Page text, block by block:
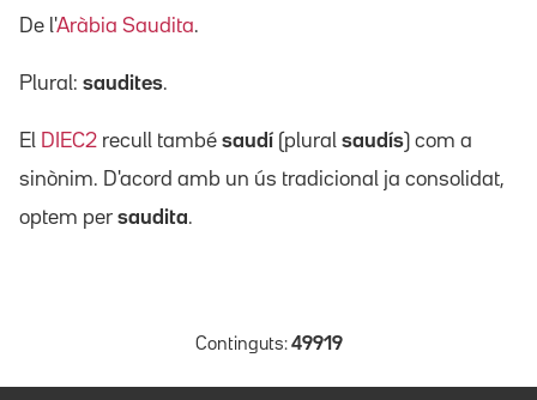
De l'Aràbia Saudita.
Plural: saudites.
El DIEC2 recull també saudí (plural saudís) com a
sinònim. D'acord amb un ús tradicional ja consolidat,
optem per saudita.
Continguts: 49919